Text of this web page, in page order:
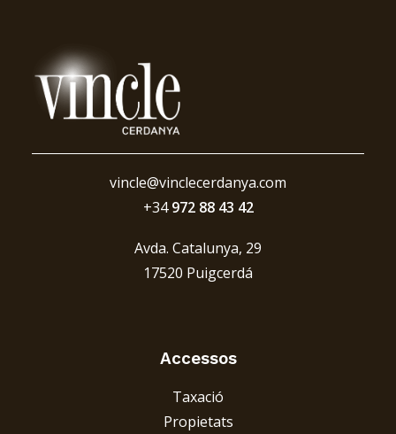
vincle@vinclecerdanya.com
+34972 88 43 42
Avda. Catalunya, 29
17520 Puigcerdá
Accessos
Taxació
Propietats